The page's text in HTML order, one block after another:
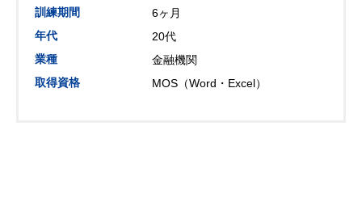
訓練期間
6ヶ月
年代
20代
業種
金融機関
取得資格
MOS（Word・Excel）